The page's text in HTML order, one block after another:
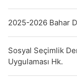
2025-2026 Bahar
Sosyal Seçimlik
Uygulaması Hk.